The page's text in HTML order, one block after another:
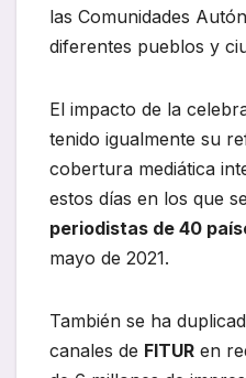
las Comunidades
diferentes pueblos y
El impacto de la
tenido igualmente su
cobertura mediática
estos días en los que
periodistas de 40
mayo de 2021.
También se ha
canales de FITUR en